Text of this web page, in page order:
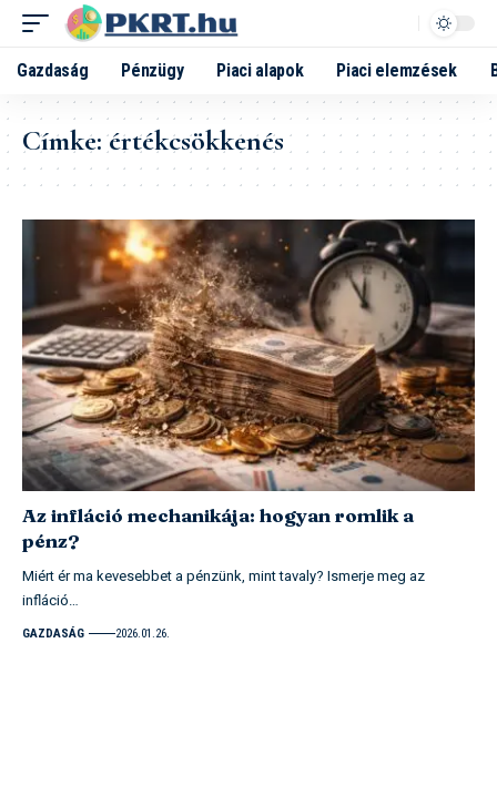
Gazdaság Pénzügy Piaci alapok Piaci elemzések
Címke:értékcsökkenés
Az infláció mechanikája: hogyan romlik a
pénz?
Miért ér ma kevesebbet a pénzünk, mint tavaly? Ismerje meg az
infláció…
GAZDASÁG 2026.01.26.